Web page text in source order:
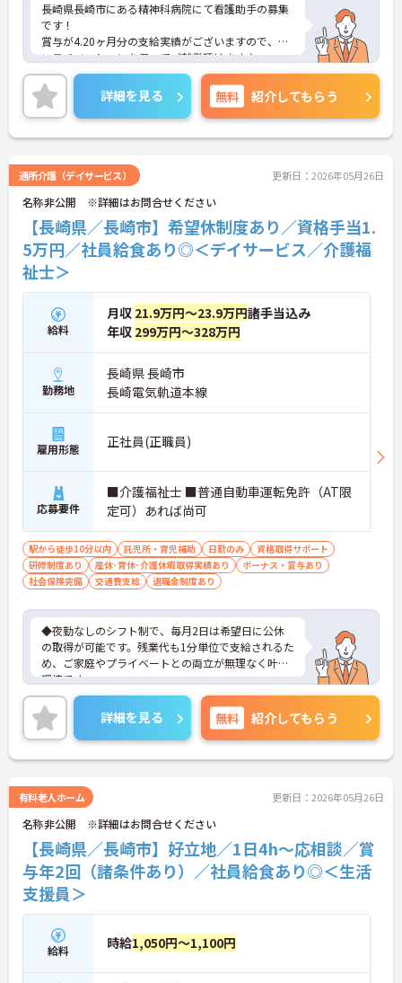
長崎県長崎市にある精神科病院にて看護助手の募集
です！
賞与が4.20ヶ月分の支給実績がございますので、高
いモチベーションを保ってご就業頂けます♪
基本残業はなく、プライベートの時間もたっぷり！
オンオフ共に充実させることができます◎
ご興味のある方には、面接対策ポイントなど、さら
に詳細をお話しいたしますのでお気軽にご相談くだ
さい！
詳細を見る 無料 紹介してもらう
通所介護（デイサービス） 更新日：2026年05月26日
名称非公開 ※詳細はお問合せください
【長崎県／長崎市】希望休制度あり／資格手当1.
5万円／社員給食あり◎＜デイサービス／介護福
祉士＞
給料
月収 21.9万円～23.9万円諸手当込み
年収 299万円～328万円
勤務地
長崎県 長崎市
長崎電気軌道本線
雇用形態 正社員(正職員)
応募要件
■介護福祉士 ■普通自動車運転免許（AT限
定可）あれば尚可
駅から徒歩10分以内 託児所・育児補助 日勤のみ
資格取得サポート
研修制度あり
産休･育休･介護休暇取得実績あり
ボーナス・賞与あり
社会保険完備
交通費支給 退職金制度あり
◆夜勤なしのシフト制で、毎月2日は希望日に公休
の取得が可能です。残業代も1分単位で支給されるた
め、ご家庭やプライベートとの両立が無理なく叶う
環境です。
◆賞与年2回に加え、食事補助手当の支給や手軽に
利用できる社員給食も完備。育休復帰時に最大10万
円が支給される「育児給付金プラス」など、ライフ
ステージが変化しても長く働きやすい制度が整って
います。
格の取得費用を最大10万円まで補助する制度をご用
意。働きながらのスキルアップやキャリアアップを
会社が全力でバックアップします。
詳細を見る 無料 紹介してもらう
有料老人ホーム 更新日：2026年05月26日
名称非公開 ※詳細はお問合せください
【長崎県／長崎市】好立地／1日4h～応相談／賞
与年2回（諸条件あり）／社員給食あり◎＜生活
支援員＞
給料 時給1,050円～1,100円